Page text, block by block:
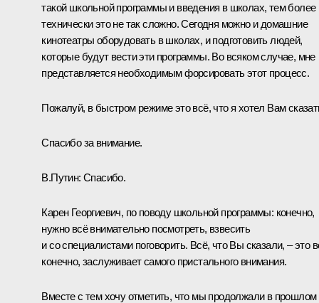
такой школьной программы и введения в школах, тем более
технически это не так сложно. Сегодня можно и домашние
кинотеатры оборудовать в школах, и подготовить людей,
которые будут вести эти программы. Во всяком случае, мне
представляется необходимым форсировать этот процесс.
Пожалуй, в быстром режиме это всё, что я хотел Вам
Спасибо за внимание.
В.Путин: Спасибо.
Карен Георгиевич, по поводу школьной программы: конечно,
нужно всё внимательно посмотреть, взвесить
и со специалистами поговорить. Всё, что Вы сказали, – это
конечно, заслуживает самого пристального внимания.
Вместе с тем хочу отметить, что мы продолжали в прошлом